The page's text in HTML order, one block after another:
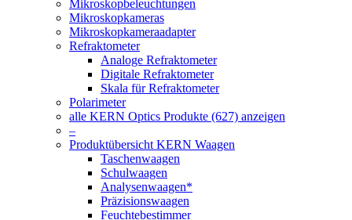
Mikroskopbeleuchtungen
Mikroskopkameras
Mikroskopkameraadapter
Refraktometer
Analoge Refraktometer
Digitale Refraktometer
Skala für Refraktometer
Polarimeter
alle KERN Optics Produkte (627) anzeigen
–
Produktübersicht KERN Waagen
Taschenwaagen
Schulwaagen
Analysenwaagen*
Präzisionswaagen
Feuchtebestimmer